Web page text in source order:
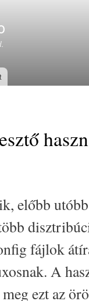
előbb
fájlok
A
ezt az